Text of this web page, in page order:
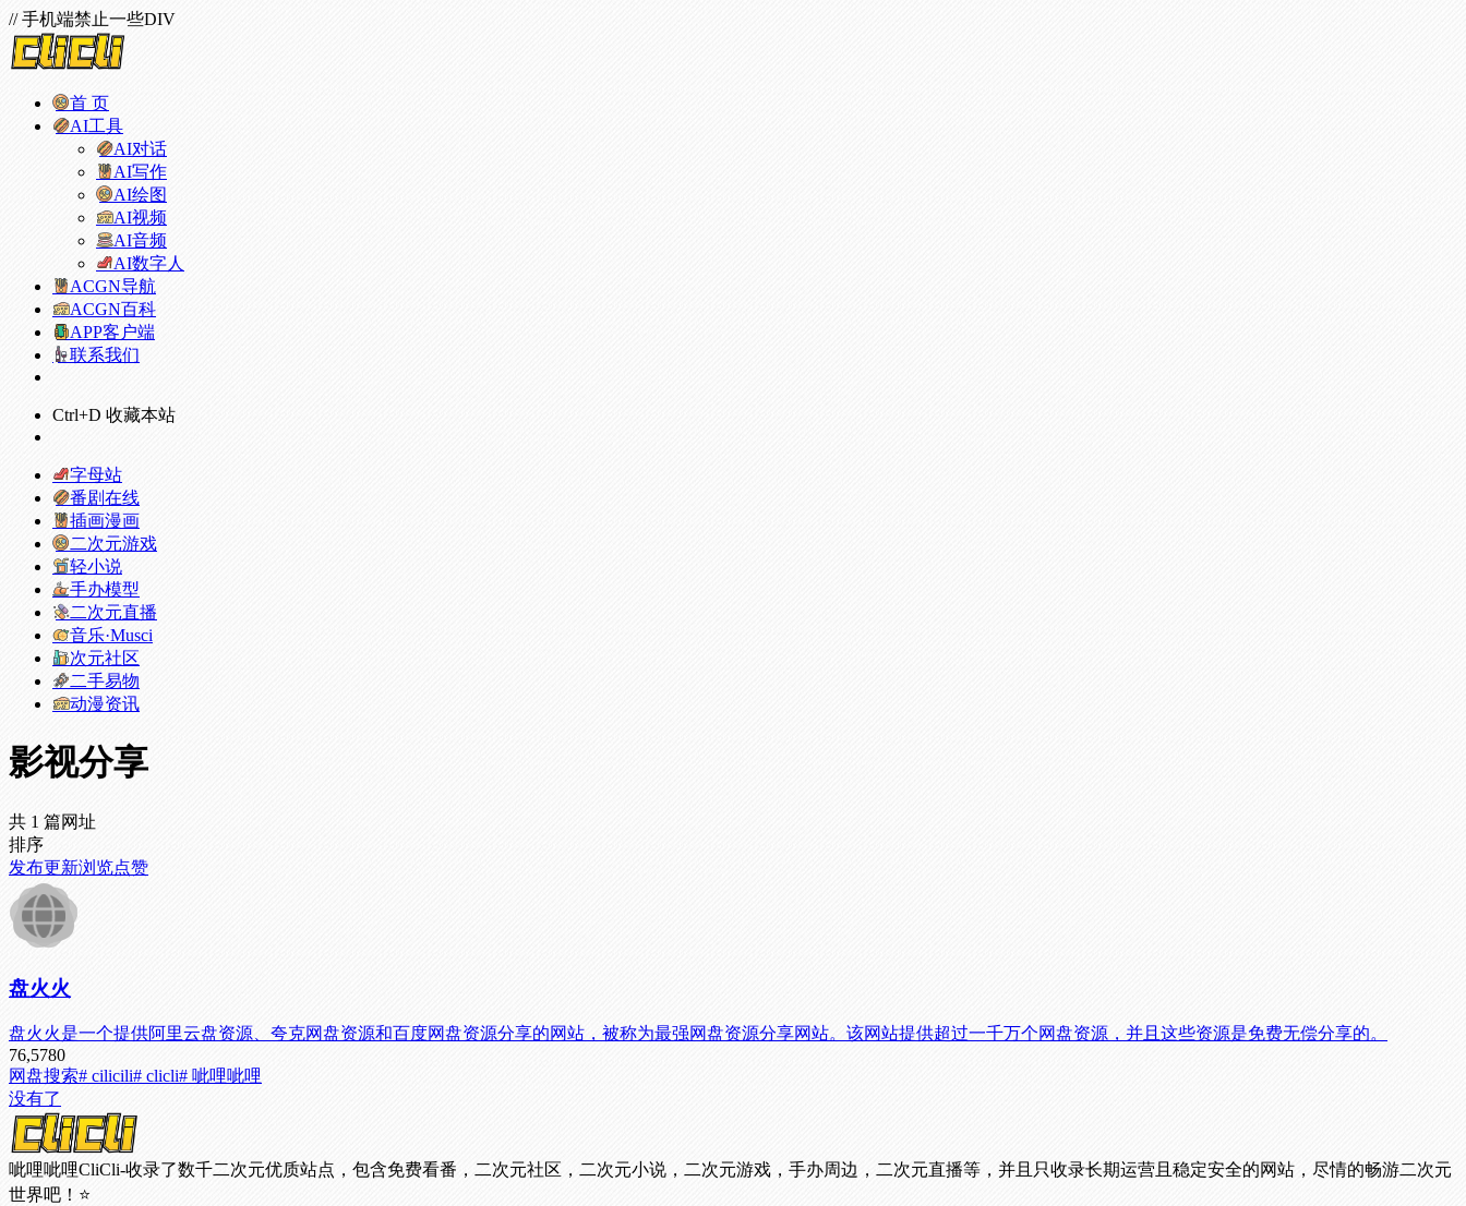
// 手机端禁止一些DIV
首 页
AI工具
AI对话
AI写作
AI绘图
AI视频
AI音频
AI数字人
ACGN导航
ACGN百科
APP客户端
联系我们
Ctrl+D 收藏本站
字母站
番剧在线
插画漫画
二次元游戏
轻小说
手办模型
二次元直播
音乐·Musci
次元社区
二手易物
动漫资讯
影视分享
共 1 篇网址
排序
发布更新浏览点赞
盘火火
盘火火是一个提供阿里云盘资源、夸克网盘资源和百度网盘资源分享的网站，被称为最强网盘资源分享网站。该网站提供超过一千万个网盘资源，并且这些资源是免费无偿分享的。
76,5780
网盘搜索# cilicili# clicli# 呲哩呲哩
没有了
呲哩呲哩CliCli-收录了数千二次元优质站点，包含免费看番，二次元社区，二次元小说，二次元游戏，手办周边，二次元直播等，并且只收录长期运营且稳定安全的网站，尽情的畅游二次元
世界吧！⭐